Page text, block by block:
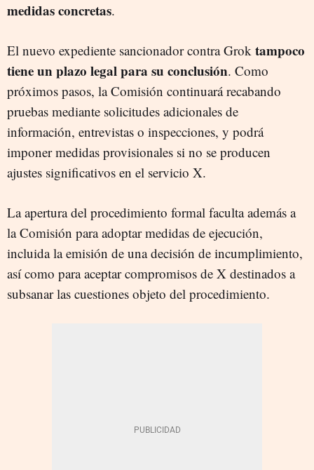
medidas concretas.
El nuevo expediente sancionador contra Grok tampoco
tiene un plazo legal para su conclusión. Como
próximos pasos, la Comisión continuará recabando
pruebas mediante solicitudes adicionales de
información, entrevistas o inspecciones, y podrá
imponer medidas provisionales si no se producen
ajustes significativos en el servicio X.
La apertura del procedimiento formal faculta además a
la Comisión para adoptar medidas de ejecución,
incluida la emisión de una decisión de incumplimiento,
así como para aceptar compromisos de X destinados a
subsanar las cuestiones objeto del procedimiento.